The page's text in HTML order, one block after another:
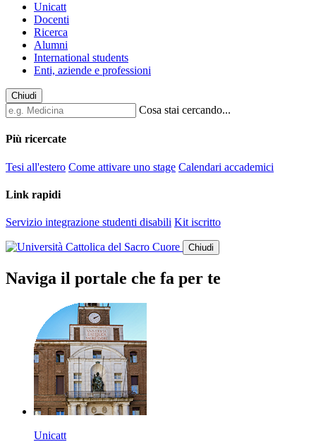
Unicatt
Docenti
Ricerca
Alumni
International students
Enti, aziende e professioni
Chiudi
Cosa stai cercando...
Più ricercate
Tesi all'estero Come attivare uno stage Calendari accademici
Link rapidi
Servizio integrazione studenti disabili Kit iscritto
Chiudi
Naviga il portale che fa per te
Unicatt